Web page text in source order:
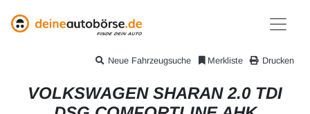
Drucken
Merkliste
Neue Fahrzeugsuche
VOLKSWAGEN SHARAN 2.0 TDI